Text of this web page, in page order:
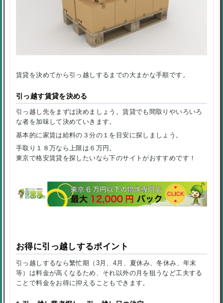
賃貸を決めてから引っ越しするまでの大まかな手順です。
引っ越す賃貸を決める
引っ越し先をまずは決めましょう。賃貸でも間取りやいろいろ
な者を加味して決めていきます。
基本的に家賃は給料の３分の１を目安に探しましょう。
手取り１８万なら上限は６万円。
東京で格安賃貸を探したいなら下のサイトがおすすめです！
お得に引っ越しするポイント
引っ越しするなら繁忙期（3月、4月、夏休み、冬休み、年末
等）は料金が高くなるため、それ以外の月を狙うなど工夫する
ことで料金をお得に抑えることもできます。